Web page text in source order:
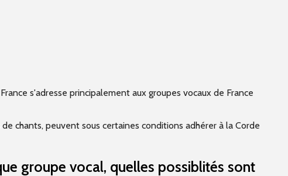
s'adresse principalement aux groupes vocaux de France
chants, peuvent sous certaines conditions adhérer à la Corde
groupe vocal, quelles possiblités sont